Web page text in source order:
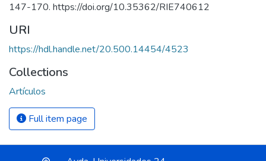
147-170. https://doi.org/10.35362/RIE740612
URI
https://hdl.handle.net/20.500.14454/4523
Collections
Artículos
Full item page